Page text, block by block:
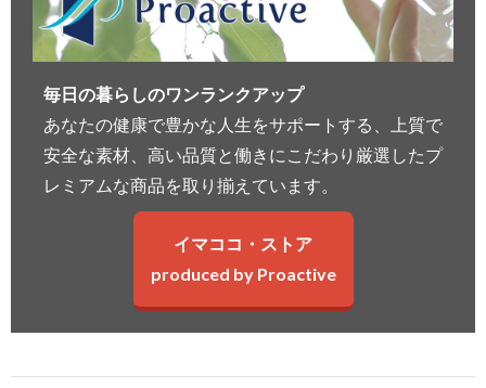
毎日の暮らしのワンランクアップ
あなたの健康で豊かな人生をサポートする、上質で
安全な素材、高い品質と働きにこだわり厳選したプ
レミアムな商品を取り揃えています。
イマココ・ストア
produced by Proactive